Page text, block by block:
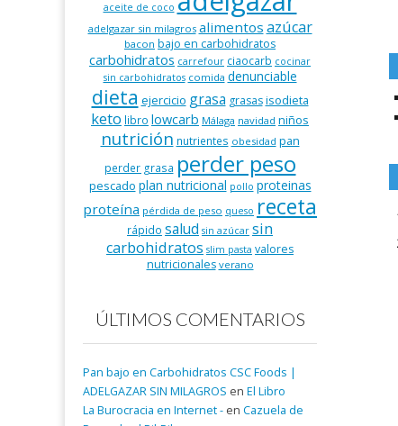
aceite de coco
adelgazar sin milagros alimentos azúcar
bacon bajo en carbohidratos
carbohidratos carrefour ciaocarb cocinar
sin carbohidratos comida denunciable
dieta ejercicio grasa grasas isodieta
keto libro lowcarb Málaga navidad niños
nutrición nutrientes obesidad pan
perder grasa perder peso
pescado plan nutricional pollo proteinas
proteína pérdida de peso queso receta
rápido salud sin azúcar sin
carbohidratos slim pasta valores
nutricionales verano
ÚLTIMOS COMENTARIOS
Pan bajo en Carbohidratos CSC Foods |
ADELGAZAR SIN MILAGROS en El Libro
La Burocracia en Internet - en Cazuela de